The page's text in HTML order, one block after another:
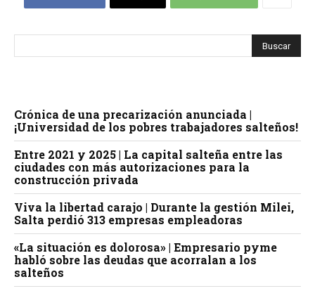
Crónica de una precarización anunciada |
¡Universidad de los pobres trabajadores salteños!
Entre 2021 y 2025 | La capital salteña entre las
ciudades con más autorizaciones para la
construcción privada
Viva la libertad carajo | Durante la gestión Milei,
Salta perdió 313 empresas empleadoras
«La situación es dolorosa» | Empresario pyme
habló sobre las deudas que acorralan a los
salteños